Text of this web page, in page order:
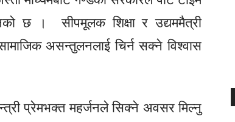
उनको छ । सीपमूलक शिक्षा रउद्यममैत्री
असन्तुलनलाई चिर्न सक्ने विश्वास
प्रेमभक्त महर्जनले सिक्ने अवसर मिल्नु